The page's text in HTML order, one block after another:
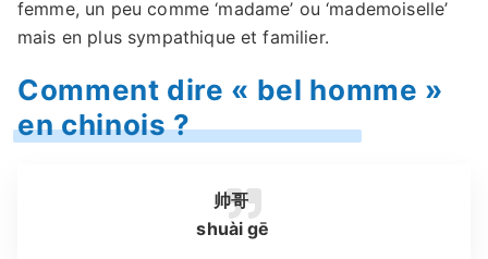
femme, un peu comme ‘madame’ ou ‘mademoiselle’
mais en plus sympathique et familier.
Comment dire « bel homme »
en chinois ?
帅哥
shuài gē